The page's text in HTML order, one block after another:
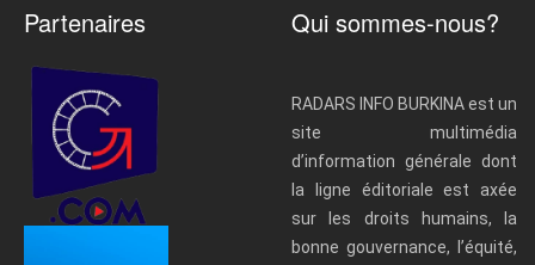
Partenaires Qui sommes-nous?
RADARS INFO BURKINA est un
site multimédia
d’information générale dont
la ligne éditoriale est axée
sur les droits humains, la
bonne gouvernance, l’équité,